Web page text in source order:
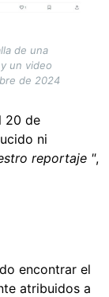
de una
un video
de 2024
20 de
ni
reportaje ",
encontrar el
atribuidos a